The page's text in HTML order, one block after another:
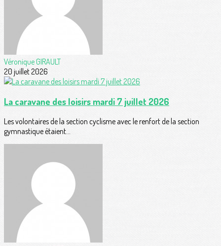
Véronique GIRAULT
20 juillet 2026
La caravane des loisirs mardi 7 juillet 2026
Les volontaires de la section cyclisme avec le renfort de la section
gymnastique étaient...